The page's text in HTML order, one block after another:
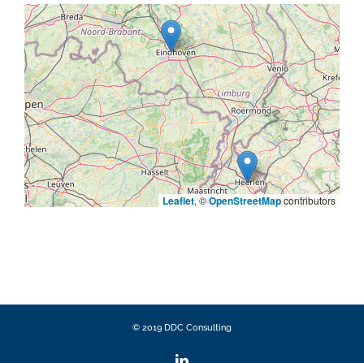
Leaflet, ©OpenStreetMapcontributors
© 2019 DDC Consulting
LinkedIn